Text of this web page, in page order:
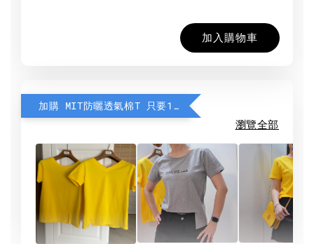
加入購物車
加購 MIT防曬透氣棉T 只要190元
瀏覽全部